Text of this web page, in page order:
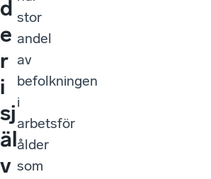
d
e
r
i
sj
äl
v
stor
andel
av
befolkningen
i
arbetsför
ålder
som